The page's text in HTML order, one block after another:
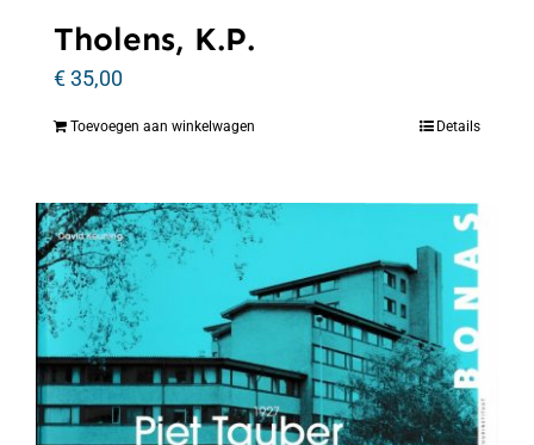
Tholens, K.P.
€35,00
Toevoegen aan winkelwagen Details